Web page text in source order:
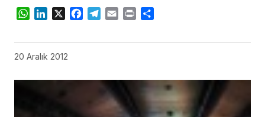
WhatsApp
LinkedIn
X Facebook
Telegram
Email Print
20 Aralık 2012